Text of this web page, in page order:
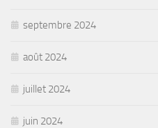
septembre 2024
août 2024
juillet 2024
juin 2024